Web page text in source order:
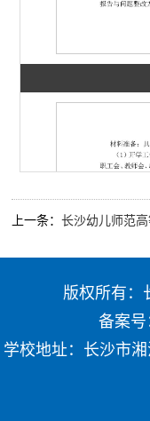
上一条：长沙幼儿师范高
版权所有：
备案号
学校地址：长沙市